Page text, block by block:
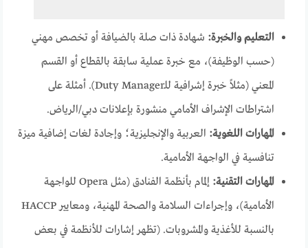
التعليم والخبرة: شهادة ذات صلة بالضيافة أو تخصص مهني
(حسب الوظيفة)، مع خبرة عملية سابقة بالقطاع أو القسم
المعني (مثلاً خبرة إشرافية للـDuty Manager). أمثلة على
اشتراطات الإشراف الأمامي منشورة بإعلانات دبي/الرياض.
المهارات اللغوية: العربية والإنجليزية؛ وإجادة لغات إضافية ميزة
تنافسية في الواجهة الأمامية.
المهارات التقنية:
إلمام بأنظمة الفنادق (مثل Opera للواجهة
الأمامية)، وإجراءات السلامة والصحة المهنية، ومعايير HACCP
بالنسبة للأغذية والمشروبات. (تظهر إشارات للأنظمة في بعض